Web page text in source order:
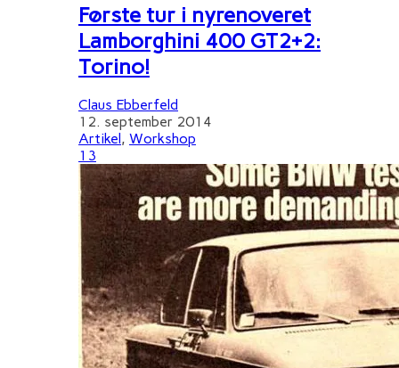
Første tur i nyrenoveret
Lamborghini 400 GT2+2:
Torino!
Claus Ebberfeld
12. september 2014
Artikel , Workshop
13